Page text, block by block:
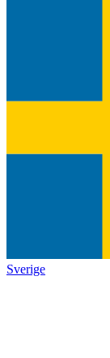
Sverige